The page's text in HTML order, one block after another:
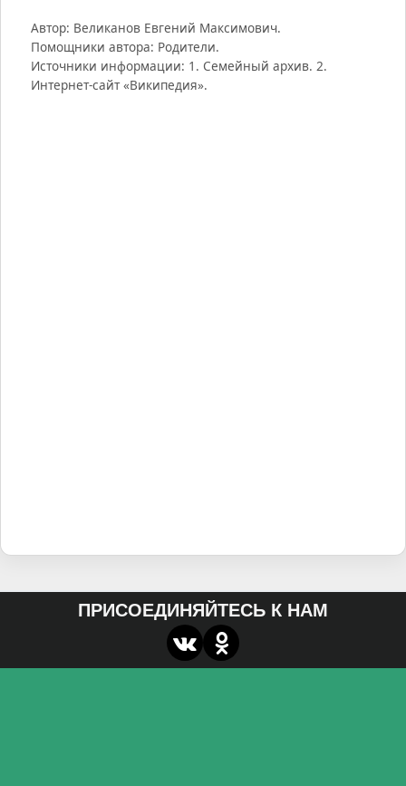
Автор: Великанов Евгений Максимович.
Помощники автора: Родители.
Источники информации: 1. Семейный архив. 2.
Интернет-сайт «Википедия».
ПРИСОЕДИНЯЙТЕСЬ К НАМ